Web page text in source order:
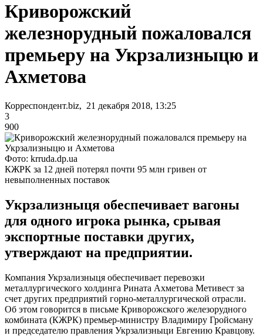
Криворожский
железнорудный пожаловался
премьеру на Укрзализныцю и
Ахметова
Корреспондент.biz, 21 декабря 2018, 13:25
3
900
Фото: krruda.dp.ua
КЖРК за 12 дней потерял почти 95 млн гривен от
невыполненных поставок
Укрзализныця обеспечивает вагоны
для одного игрока рынка, срывая
экспортные поставки других,
утверждают на предприятии.
Компания Укрзализныця обеспечивает перевозки
металлургического холдинга Рината Ахметова Метивест за
счет других предприятий горно-металлургической отрасли.
Об этом говорится в письме Криворожского железорудного
комбината (КЖРК) премьер-министру Владимиру Гройсману
и председателю правления Укрзализныци Евгению Кравцову.